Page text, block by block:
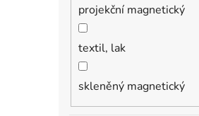
200x120
200x97
240x120
projekční magnetický
textil, lak
skleněný magnetický